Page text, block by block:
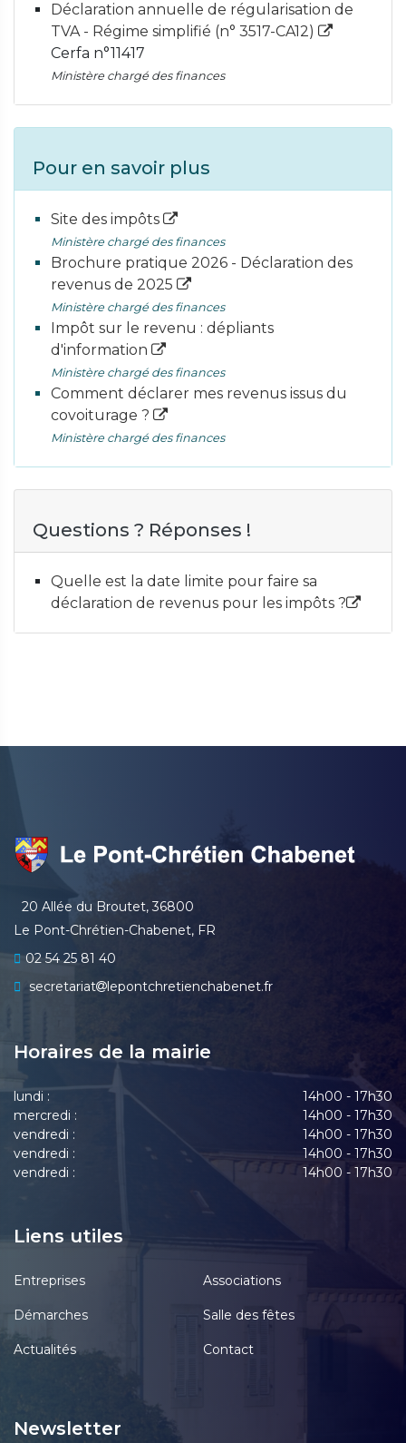
Déclaration annuelle de régularisation de
TVA - Régime simplifié (n° 3517-CA12)
Cerfa n°11417
Ministère chargé des finances
Pour en savoir plus
Site des impôts
Ministère chargé des finances
Brochure pratique 2026 - Déclaration des
revenus de 2025
Ministère chargé des finances
Impôt sur le revenu : dépliants
d'information
Ministère chargé des finances
Comment déclarer mes revenus issus du
covoiturage ?
Ministère chargé des finances
Questions ? Réponses !
Quelle est la date limite pour faire sa
déclaration de revenus pour les impôts ?
20 Allée du Broutet, 36800
Le Pont-Chrétien-Chabenet, FR
02 54 25 81 40
secretariat
lepontchretienchabenet.fr
Horaires de la mairie
lundi :
14h00 - 17h30
mercredi :
14h00 - 17h30
vendredi :
14h00 - 17h30
vendredi :
14h00 - 17h30
vendredi :
14h00 - 17h30
Liens utiles
Entreprises Associations
Démarches Salle des fêtes
Actualités Contact
Newsletter